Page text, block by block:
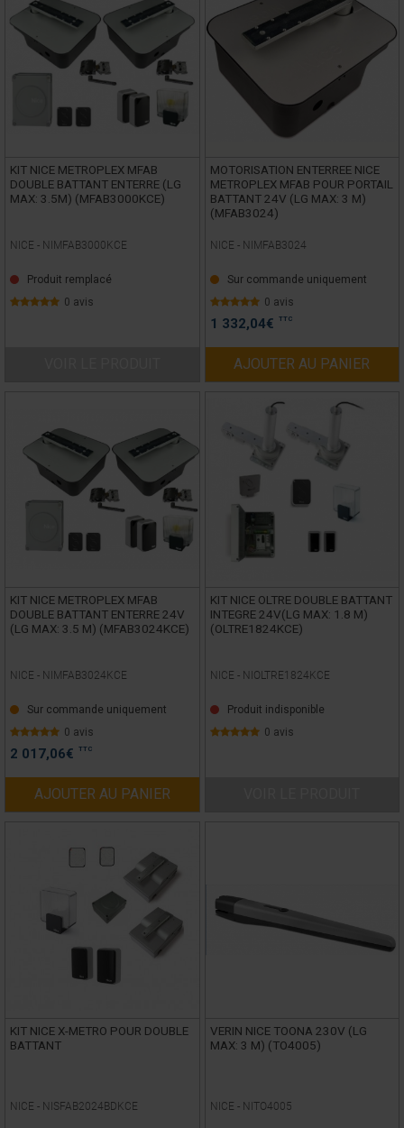
KIT NICE METROPLEX MFAB
DOUBLE BATTANT ENTERRE (LG
MAX: 3.5M) (MFAB3000KCE)
NICE - NIMFAB3000KCE
Produit remplacé
0 avis
MOTORISATION ENTERREE NICE
METROPLEX MFAB POUR PORTAIL
BATTANT 24V (LG MAX: 3 M)
(MFAB3024)
NICE - NIMFAB3024
Sur commande uniquement
0 avis
1 332,04€ TTC
AJOUTER AU PANIER
KIT NICE METROPLEX MFAB
DOUBLE BATTANT ENTERRE 24V
(LG MAX: 3.5 M) (MFAB3024KCE)
NICE - NIMFAB3024KCE
Sur commande uniquement
0 avis
2 017,06€ TTC
AJOUTER AU PANIER
KIT NICE OLTRE DOUBLE BATTANT
INTEGRE 24V(LG MAX: 1.8 M)
(OLTRE1824KCE)
NICE - NIOLTRE1824KCE
Produit indisponible
0 avis
KIT NICE X-METRO POUR DOUBLE
BATTANT
NICE - NISFAB2024BDKCE
VERIN NICE TOONA 230V (LG
MAX: 3 M) (TO4005)
NICE - NITO4005